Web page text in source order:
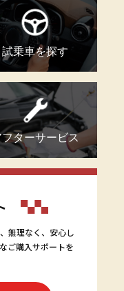
試乗車を探す
ターサービス
無理なく、安心し
ご購入サポートを